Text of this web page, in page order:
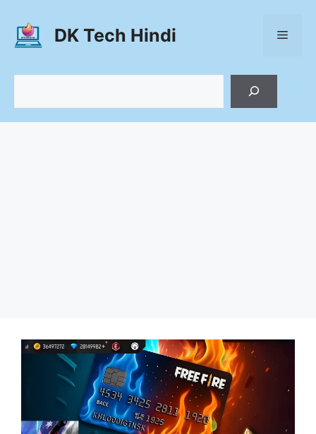
content
DK Tech Hindi Menu